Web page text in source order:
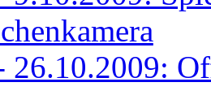
26.10.2009: